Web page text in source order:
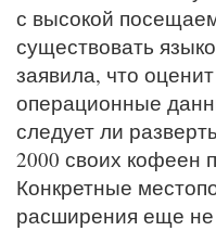
с высокой
существовать
заявила, что
операционные
следует ли
2000 своих кофеен
Конкретные
расширения еще